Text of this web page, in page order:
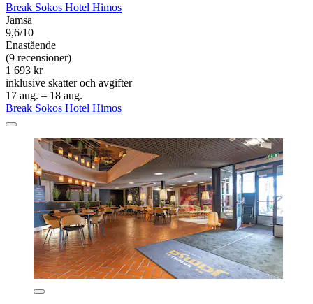
Break Sokos Hotel Himos
Jamsa
9,6/10
Enastående
(9 recensioner)
1 693 kr
inklusive skatter och avgifter
17 aug. – 18 aug.
Break Sokos Hotel Himos